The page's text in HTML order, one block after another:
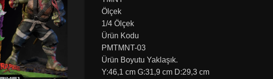
Ölçek
1/4 Ölçek
Ürün Kodu
PMTMNT-03
Ürün Boyutu Yaklaşık.
Y:46,1 cm G:31,9 cm D:29,3 cm